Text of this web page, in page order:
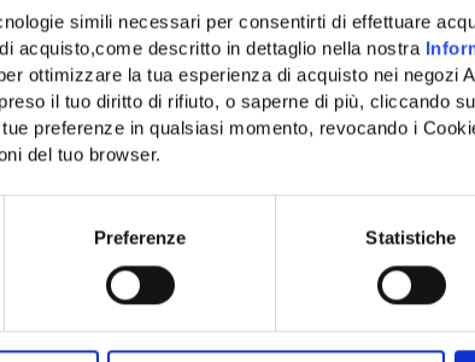
simili necessari per consentirti di effettuare
acquisto,come descritto in dettaglio nella nostra
ottimizzare la tua esperienza di acquisto nei negozi
il tuo diritto di rifiuto, o saperne di più, cliccando
preferenze in qualsiasi momento, revocando i
del tuo browser.
Preferenze Statistiche